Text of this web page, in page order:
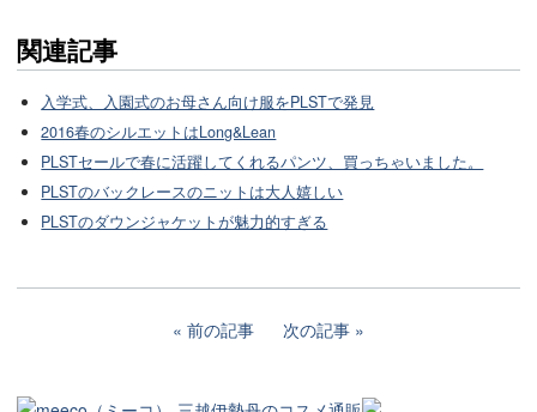
関連記事
入学式、入園式のお母さん向け服をPLSTで発見
2016春のシルエットはLong&Lean
PLSTセールで春に活躍してくれるパンツ、買っちゃいました。
PLSTのバックレースのニットは大人嬉しい
PLSTのダウンジャケットが魅力的すぎる
前の記事 次の記事